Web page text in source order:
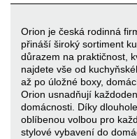
Orion je česká rodinná
přináší široký sortiment
důrazem na praktičnost,
najdete vše od
až po úložné boxy,
Orion usnadňují
domácnosti. Díky
oblíbenou volbou pro
stylové vybavení do